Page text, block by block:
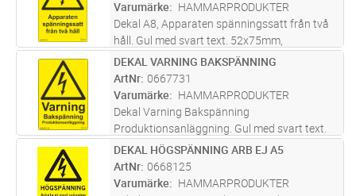
Varumärke
HAMMARPRODUKTER
Dekal A8, Apparaten spänningssatt från två
håll. Gul med svart text. 52x75mm,
självhäftande
ST Lägg i kundvagn
DEKAL VARNING BAKSPÄNNING
ArtNr 0667731
Varumärke
HAMMARPRODUKTER
Dekal Varning Bakspänning
Produktionsanläggning. Gul med svart text.
35x50mm, självhäftande Ark med 10 st
dekaler.
ST Lägg i kundvagn
DEKAL HÖGSPÄNNING ARB EJ A5
ArtNr 0668125
Varumärke
HAMMARPRODUKTER